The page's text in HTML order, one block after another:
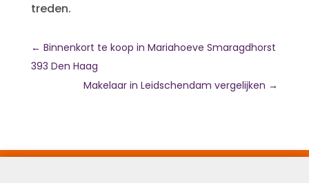
treden.
← Binnenkort te koop in Mariahoeve Smaragdhorst
393 Den Haag
Makelaar in Leidschendam vergelijken →